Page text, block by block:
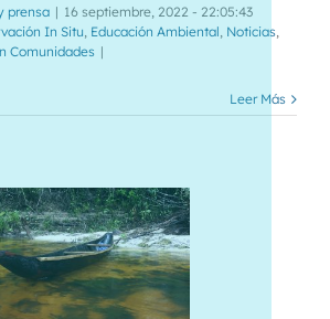
prensa | 16 septiembre, 2022 - 22:05:43
In Situ, Educación Ambiental, Noticias,
Comunidades |
Leer Más